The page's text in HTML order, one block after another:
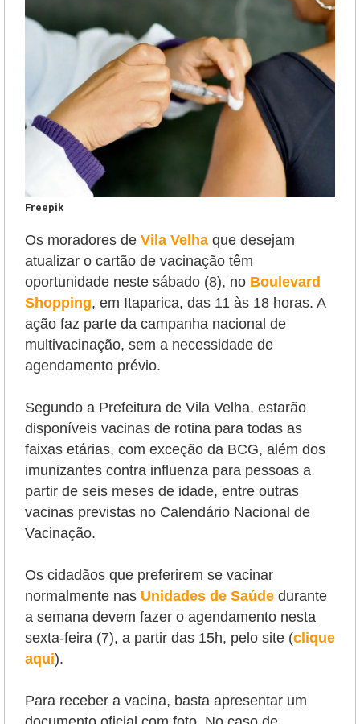
Freepik
Os moradores de Vila Velha que desejam
atualizar o cartão de vacinação têm
oportunidade neste sábado (8), no Boulevard
Shopping, em Itaparica, das 11 às 18 horas. A
ação faz parte da campanha nacional de
multivacinação, sem a necessidade de
agendamento prévio.
Segundo a Prefeitura de Vila Velha, estarão
disponíveis vacinas de rotina para todas as
faixas etárias, com exceção da BCG, além dos
imunizantes contra influenza para pessoas a
partir de seis meses de idade, entre outras
vacinas previstas no Calendário Nacional de
Vacinação.
Os cidadãos que preferirem se vacinar
normalmente nas Unidades de Saúde durante
a semana devem fazer o agendamento nesta
sexta-feira (7), a partir das 15h, pelo site (clique
aqui).
Para receber a vacina, basta apresentar um